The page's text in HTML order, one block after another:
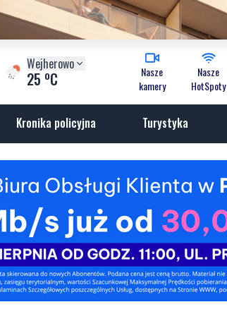
Wejherowo
25 oC
Nasze
kamery
Nasze
HotSpoty
Kronika policyjna Turystyka